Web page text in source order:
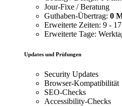
Jour-Fixe / Beratung
Guthaben-Übertrag: 0
Erweiterte Zeiten: 9 -
Erweiterte Tage:
Updates und Prüfungen
Security Updates
Browser-Kompatibilität
SEO-Checks
Accessibility-Checks